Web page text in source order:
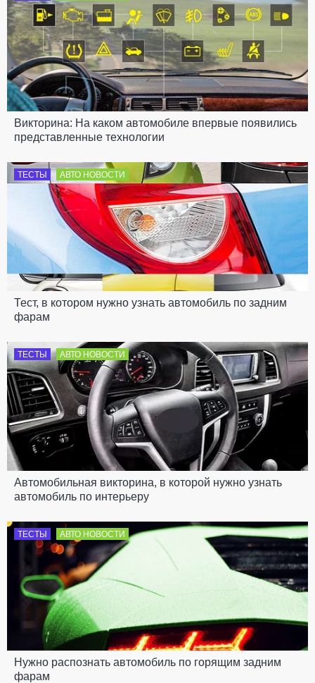
Викторина: На каком автомобиле впервые появились
представленные технологии
ТЕСТЫ АВТО НОВОСТИ
Тест, в котором нужно узнать автомобиль по задним
фарам
ТЕСТЫ АВТО НОВОСТИ
Автомобильная викторина, в которой нужно узнать
автомобиль по интерьеру
ТЕСТЫ АВТО НОВОСТИ
Нужно распознать автомобиль по горящим задним
фарам